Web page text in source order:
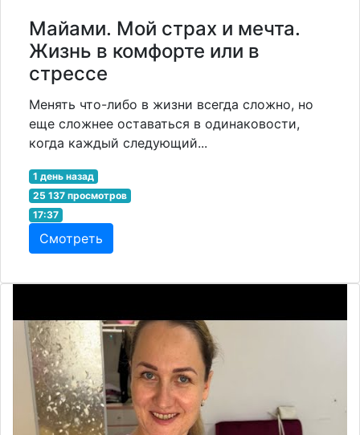
Майами. Мой страх и мечта.
Жизнь в комфорте или в
стрессе
Менять что-либо в жизни всегда сложно, но
еще сложнее оставаться в одинаковости,
когда каждый следующий...
1 день назад
25 137 просмотров
17:37
Смотреть